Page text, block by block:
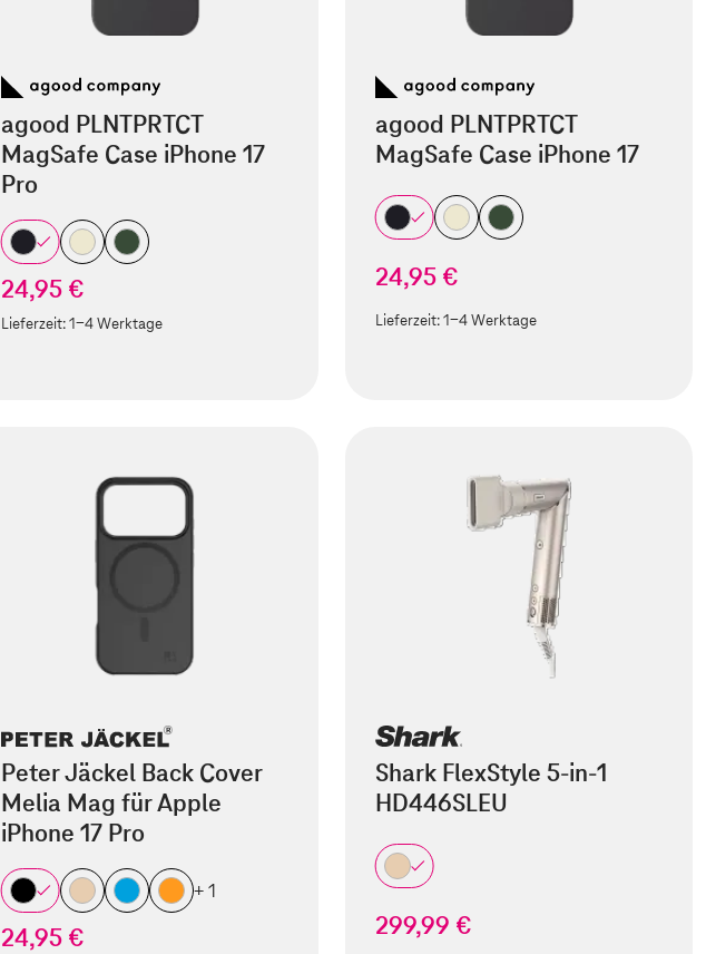
agood PLNTPRTCT
MagSafe Case iPhone 17
Pro
24,95 €
Lieferzeit:1-4 Werktage
agood PLNTPRTCT
MagSafe Case iPhone 17
24,95 €
Lieferzeit:1-4 Werktage
Peter Jäckel Back Cover
Melia Mag für Apple
iPhone 17 Pro
+ 1
24,95 €
Shark FlexStyle 5-in-1
HD446SLEU
299,99 €